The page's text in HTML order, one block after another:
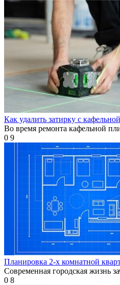
Как удалить затирку с
Во время ремонта кафельной
0 9
Планировка 2-х комнатной
Современная городская жизнь
0 8